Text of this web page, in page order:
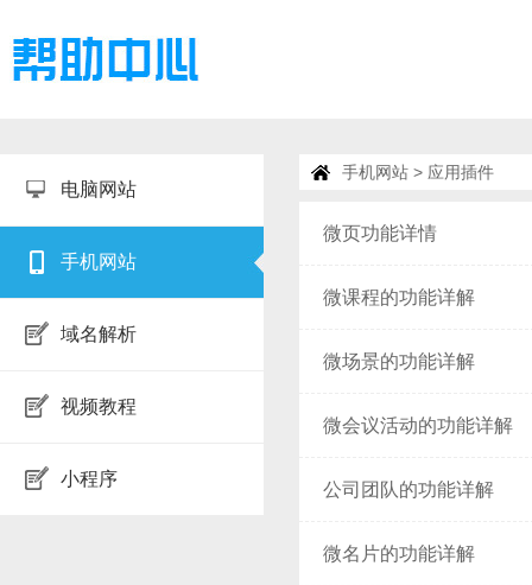
电脑网站
手机网站
域名解析
视频教程
小程序
手机网站 > 应用插件
微页功能详情
微课程的功能详解
微场景的功能详解
微会议活动的功能详解
公司团队的功能详解
微名片的功能详解